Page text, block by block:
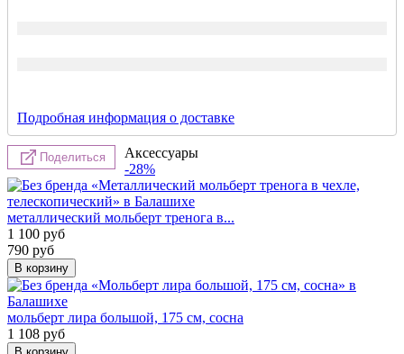
Подробная информация о доставке
Поделиться
Аксессуары
-28%
металлический мольберт тренога в...
1 100 руб
790 руб
мольберт лира большой, 175 см, сосна
1 108 руб